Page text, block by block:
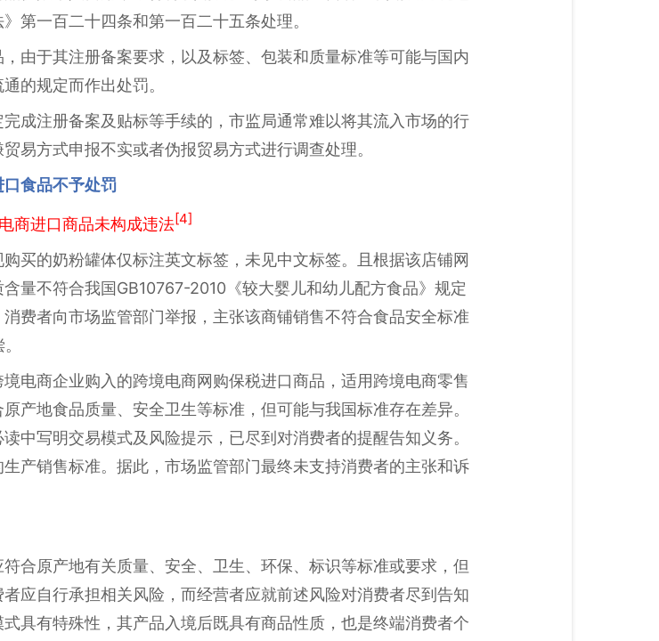
第一百二十四条和第一百二十五条处理。
由于其注册备案要求，以及标签、包装和质量标准等可能与国内
的规定而作出处罚。
成注册备案及贴标等手续的，市监局通常难以将其流入市场的行
易方式申报不实或者伪报贸易方式进行调查处理。
食品不予处罚
商进口商品未构成违法[4]
买的奶粉罐体仅标注英文标签，未见中文标签。且根据该店铺网
量不符合我国GB10767-2010《较大婴儿和幼儿配方食品》规定
费者向市场监管部门举报，主张该商铺销售不符合食品安全标准
电商企业购入的跨境电商网购保税进口商品，适用跨境电商零售
产地食品质量、安全卫生等标准，但可能与我国标准存在差异。
中写明交易模式及风险提示，已尽到对消费者的提醒告知义务。
产销售标准。据此，市场监管部门最终未支持消费者的主张和诉
合原产地有关质量、安全、卫生、环保、标识等标准或要求，但
应自行承担相关风险，而经营者应就前述风险对消费者尽到告知
具有特殊性，其产品入境后既具有商品性质，也是终端消费者个